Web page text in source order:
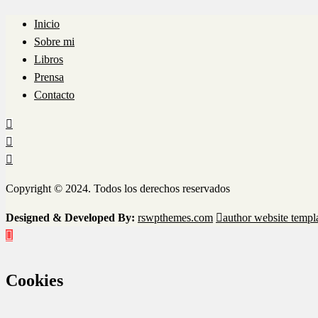
Inicio
Sobre mi
Libros
Prensa
Contacto
Copyright © 2024. Todos los derechos reservados
Designed & Developed By: rswpthemes.com author website
Cookies